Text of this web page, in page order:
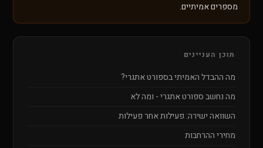
מספרים אמיתיים.
תוכן העניינים
מה ההבדל האמיתי בספורט אתגרי?
מה נחשב ספורט אתגרי - ומה לא
השוואה ישירה: פעילות אחר פעילות
מחירי ההרחבות